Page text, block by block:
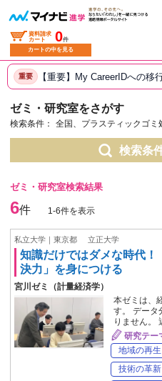
資料請求
カート
0件
カートの中を見る
重要 【重要】My CareerIDへの移
ゼミ・研究室をさがす
検索条件： 全国、プラスティックゴ
検索条
ゼミ・研究室検索結果
6件 1-6件を表示
私立大学｜東京都 立正大学
知識だけではダメな時代
決力」を身につける
宮川ゼミ（計量経済学）
本ゼミは、
す。 データ
りません。
研究テー
地域の再生
技術の革新